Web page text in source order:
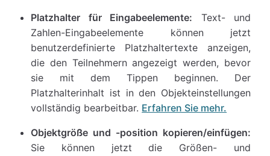
Platzhalter für Eingabeelemente: Text- und
Zahlen-Eingabeelemente können jetzt
benutzerdefinierte Platzhaltertexte anzeigen,
die den Teilnehmern angezeigt werden, bevor
sie mit dem Tippen beginnen. Der
Platzhalterinhalt ist in den Objekteinstellungen
vollständig bearbeitbar. Erfahren Sie mehr.
Objektgröße und -position kopieren/einfügen:
Sie können jetzt die Größen- und